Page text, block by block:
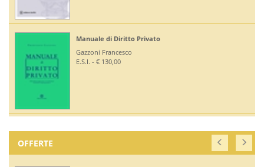
Manuale di Diritto Privato
Gazzoni Francesco
E.S.I. - € 130,00
OFFERTE